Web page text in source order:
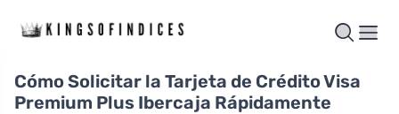
Cómo Solicitar la Tarjeta de Crédito Visa
Premium Plus Ibercaja Rápidamente